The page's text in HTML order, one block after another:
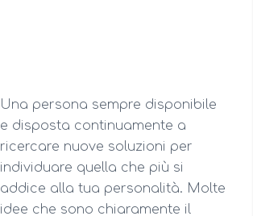
Una persona sempre disponibile
e disposta continuamente a
ricercare nuove soluzioni per
individuare quella che più si
addice alla tua personalità. Molte
idee che sono chiaramente il